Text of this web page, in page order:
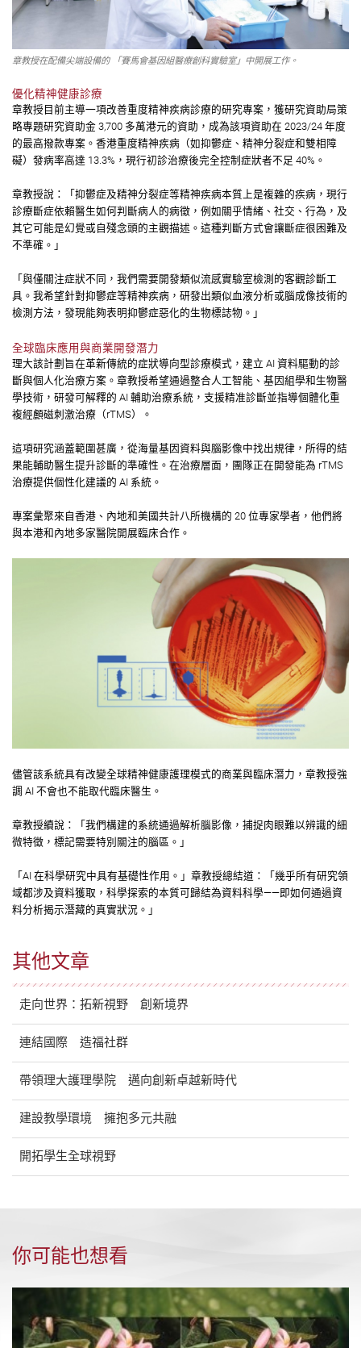
其他文章
走向世界：拓新視野 創新境界
連結國際 造福社群
帶領理大護理學院 邁向創新卓越新時代
建設教學環境 擁抱多元共融
開拓學生全球視野
章教授在配備尖端設備的 「賽馬會基因組醫療創科實驗室」中開展工作。
優化精神健康診療
章教授目前主導一項改善重度精神疾病診療的研究專案，獲研究資助局策
略專題研究資助金 3,700 多萬港元的資助，成為該項資助在 2023/24 年度
的最高撥款專案。香港重度精神疾病（如抑鬱症、精神分裂症和雙相障
礙）發病率高達 13.3%，現行初診治療後完全控制症狀者不足 40%。
章教授說：「抑鬱症及精神分裂症等精神疾病本質上是複雜的疾病，現行
診療斷症依賴醫生如何判斷病人的病徵，例如關乎情緒、社交、行為，及
其它可能是幻覺或自殘念頭的主觀描述。這種判斷方式會讓斷症很困難及
不準確。」
「與僅關注症狀不同，我們需要開發類似流感實驗室檢測的客觀診斷工
具。我希望針對抑鬱症等精神疾病，研發出類似血液分析或腦成像技術的
檢測方法，發現能夠表明抑鬱症惡化的生物標誌物。」
全球臨床應用與商業開發潛力
理大該計劃旨在革新傳統的症狀導向型診療模式，建立 AI 資料驅動的診
斷與個人化治療方案。章教授希望通過整合人工智能、基因組學和生物醫
學技術，研發可解釋的 AI 輔助治療系統，支援精准診斷並指導個體化重
複經顱磁刺激治療（rTMS）。
這項研究涵蓋範圍甚廣，從海量基因資料與腦影像中找出規律，所得的結
果能輔助醫生提升診斷的準確性。在治療層面，團隊正在開發能為 rTMS
治療提供個性化建議的 AI 系統。
專案彙聚來自香港、內地和美國共計八所機構的 20 位專家學者，他們將
與本港和內地多家醫院開展臨床合作。
儘管該系統具有改變全球精神健康護理模式的商業與臨床潛力，章教授強
調 AI 不會也不能取代臨床醫生。
章教授續說：「我們構建的系統通過解析腦影像，捕捉肉眼難以辨識的細
微特徵，標記需要特別關注的腦區。」
「AI 在科學研究中具有基礎性作用。」章教授總結道：「幾乎所有研究領
域都涉及資料獲取，科學探索的本質可歸結為資料科學——即如何通過資
料分析揭示潛藏的真實狀況。」
你可能也想看